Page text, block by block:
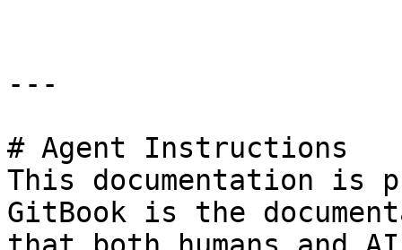
---
# Agent Instructions
This documentation is
GitBook is the